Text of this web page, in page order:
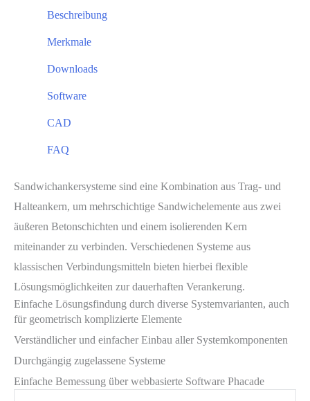
Beschreibung
Merkmale
Downloads
Software
CAD
FAQ
Sandwichankersysteme sind eine Kombination aus Trag- und
Halteankern, um mehrschichtige Sandwichelemente aus zwei
äußeren Betonschichten und einem isolierenden Kern
miteinander zu verbinden. Verschiedenen Systeme aus
klassischen Verbindungsmitteln bieten hierbei flexible
Lösungsmöglichkeiten zur dauerhaften Verankerung.
Einfache Lösungsfindung durch diverse Systemvarianten, auch
für geometrisch komplizierte Elemente
Verständlicher und einfacher Einbau aller Systemkomponenten
Durchgängig zugelassene Systeme
Einfache Bemessung über webbasierte Software Phacade